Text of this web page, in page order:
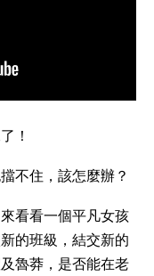
！
不住，該怎麼辦？
看看一個平凡女孩
的班級，結交新的
魯莽，是否能在老